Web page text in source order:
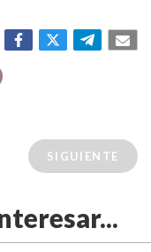
SIGUIENTE